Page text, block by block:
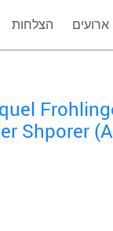
הצלחות ארועים
Shporer